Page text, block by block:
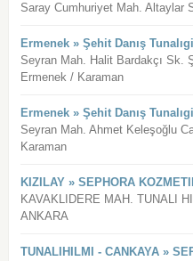
Saray Cumhuriyet Mah. Altaylar
Ermenek » Şehit Danış
Seyran Mah. Halit Bardakçı Sk.
Ermenek / Karaman
Ermenek » Şehit Danış
Seyran Mah. Ahmet Keleşoğlu
Karaman
KIZILAY » SEPHORA
KAVAKLIDERE MAH. TUNALI
ANKARA
TUNALIHILMI - CANKAYA »